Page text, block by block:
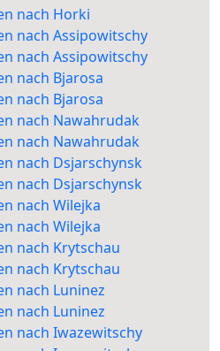
nach Horki
nach Assipowitschy
nach Assipowitschy
nach Bjarosa
nach Bjarosa
nach Nawahrudak
nach Nawahrudak
nach Dsjarschynsk
nach Dsjarschynsk
nach Wilejka
nach Wilejka
nach Krytschau
nach Krytschau
nach Luninez
nach Luninez
nach Iwazewitschy